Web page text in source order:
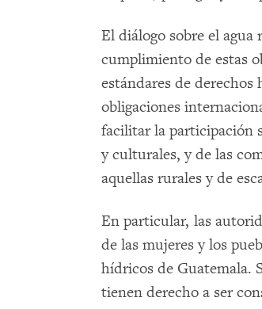
El diálogo sobre el
cumplimiento de estas
estándares de
obligaciones
facilitar la participación
y culturales, y de las
aquellas rurales y de
En particular, las
de las mujeres y los
hídricos de Guatemala.
tienen derecho a ser